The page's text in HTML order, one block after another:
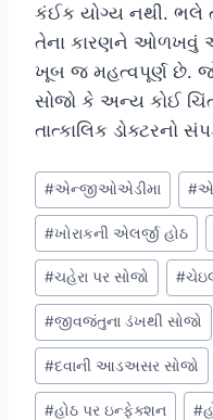
કંઈક યોગ્ય નથી. ભલે
તેના કારણને ઓળખવું
ખૂબ જ મહત્વપૂર્ણ છે.
સોજો કે અન્ય કોઈ
તાત્કાલિક ડોક્ટરનો
Post
Tags:
#એન્જીઓએડીમા #
#ખોરાકની એલર્જી હોઠ
#ચહેરા પર સોજો #
#જીવજંતુના ડંખથી સોજો
#દવાની આડઅસર સોજો
#હોઠ પર ઇન્ફેક્શન #